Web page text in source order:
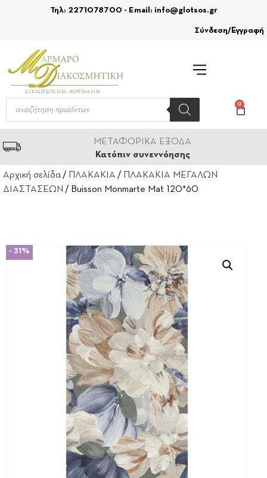
Τηλ: 2271078700 - Email: info@glotsos.gr
Σύνδεση/Εγγραφή
0
ΜΕΤΑΦΟΡΙΚΑ ΕΞΟΔΑ
Κατόπιν συνεννόησης
Αρχική σελίδα / ΠΛΑΚΑΚΙΑ /
ΠΛΑΚΑΚΙΑ ΜΕΓΑΛΩΝ
ΔΙΑΣΤΑΣΕΩΝ / Buisson Monmarte Mat 120*60
- 31%